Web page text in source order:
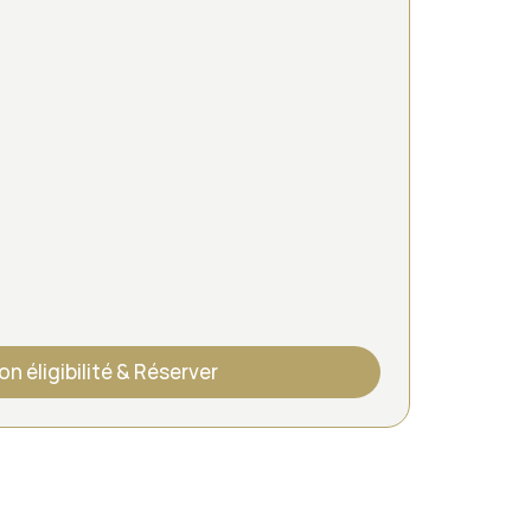
éligibilité & Réserver